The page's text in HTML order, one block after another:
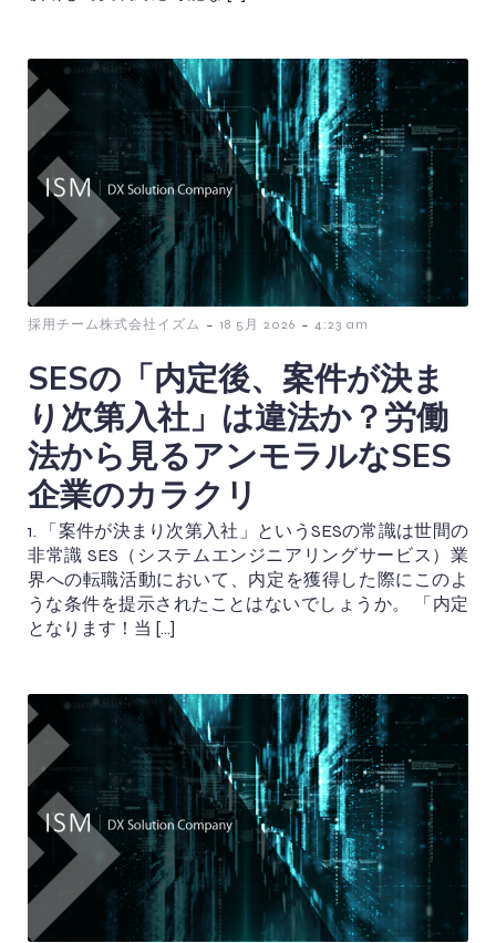
採用チーム株式会社イズム - 18 5月 2026 - 4:23 am
SESの「内定後、案件が決ま
り次第入社」は違法か？労働
法から見るアンモラルなSES
企業のカラクリ
1. 「案件が決まり次第入社」というSESの常識は世間の
非常識 SES（システムエンジニアリングサービス）業
界への転職活動において、内定を獲得した際にこのよ
うな条件を提示されたことはないでしょうか。 「内定
となります！当 […]